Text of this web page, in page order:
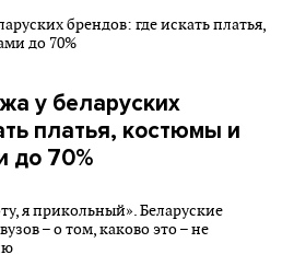
у беларуских
платья, костюмы и
до 70%